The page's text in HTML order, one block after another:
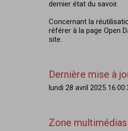
dernier état du savoir.
Concernant la
référer à la page Open
site.
Dernière mise à
lundi 28 avril 2025
Zone multimédias